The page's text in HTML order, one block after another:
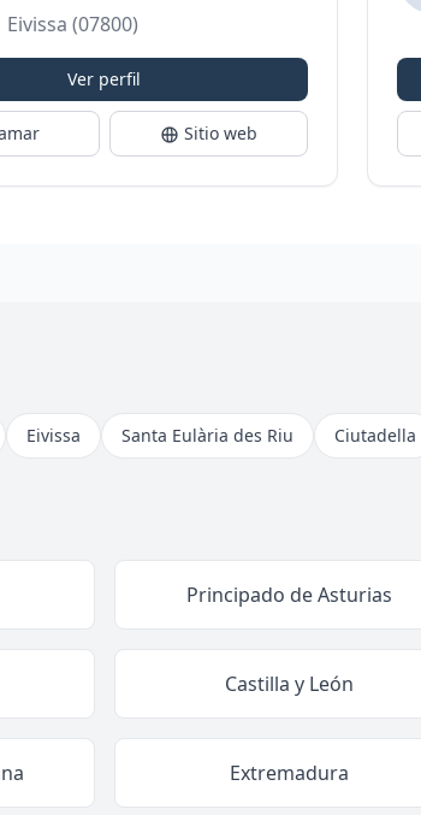
Eivissa (07800)
Ver perfil
Sitio web
Eivissa Santa Eulària des Riu Ciutadella
Principado de Asturias
Castilla y León
Extremadura